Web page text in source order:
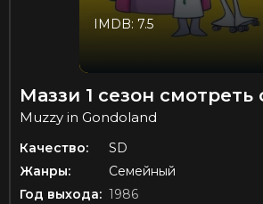
IMDB: 7.5
Маззи 1 сезон смотреть
Muzzy in Gondoland
Качество:
SD
Жанры:
Семейный
Год выхода: 1986